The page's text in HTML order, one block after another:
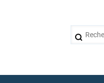
Rechercher